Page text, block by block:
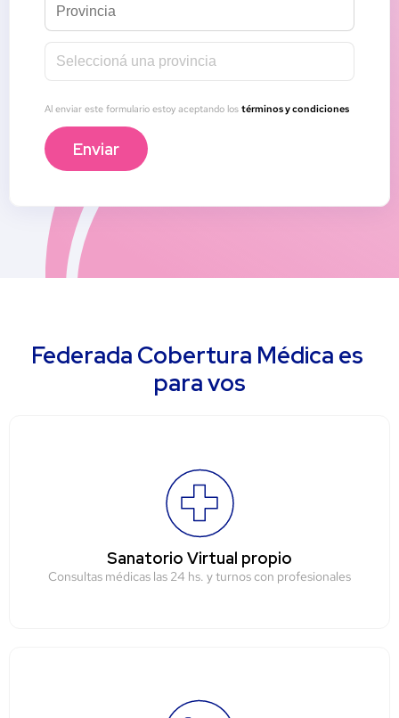
Seleccioná una provincia
Al enviar este formulario estoy aceptando los términos y condiciones
Enviar
Federada Cobertura Médica es
para vos
Sanatorio Virtual propio
Consultas médicas las 24 hs. y turnos con profesionales